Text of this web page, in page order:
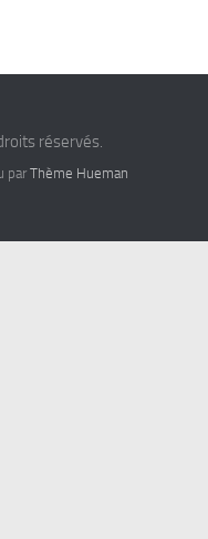
réservés.
par Thème Hueman